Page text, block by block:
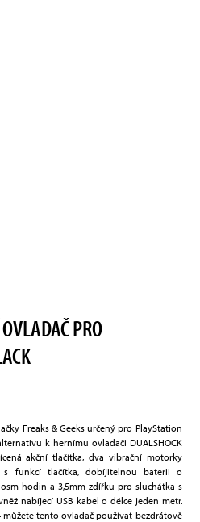
PRO
Freaks & Geeks určený pro PlayStation
k hernímu ovladači DUALSHOCK
akční tlačítka, dva vibrační motorky
funkcí tlačítka, dobíjitelnou baterii o
hodin a 3,5mm zdířku pro sluchátka s
nabíjecí USB kabel o délce jeden metr.
tento ovladač používat bezdrátově